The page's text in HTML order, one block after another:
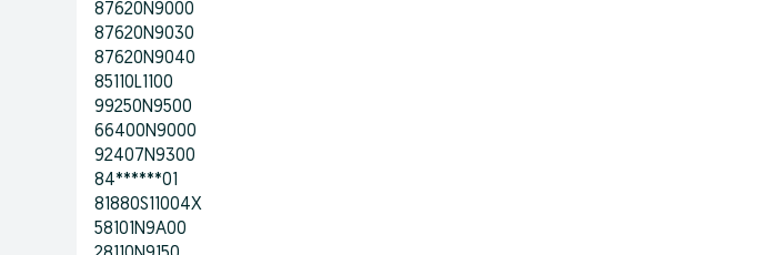
87620N9000
87620N9030
87620N9040
85110L1100
99250N9500
66400N9000
92407N9300
84******01
81880S11004X
58101N9A00